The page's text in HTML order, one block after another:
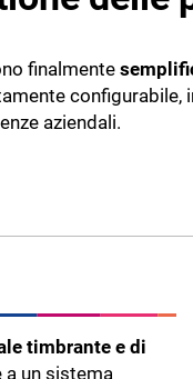
finalmente
aziendali.
timbrante e di
a un sistema